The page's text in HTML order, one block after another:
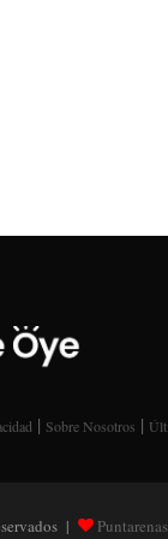
| Sobre Nosotros |
|